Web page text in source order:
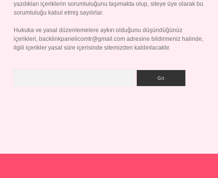
yazdıkları içeriklerin sorumluluğunu taşımakta olup, siteye üye olarak bu
sorumluluğu kabul etmiş sayılırlar.
Hukuka ve yasal düzenlemelere aykırı olduğunu düşündüğünüz
içerikleri, backlinkpanelicomtr@gmail.com adresine bildirmeniz halinde,
ilgili içerikler yasal süre içerisinde sitemizden kaldırılacaktır.